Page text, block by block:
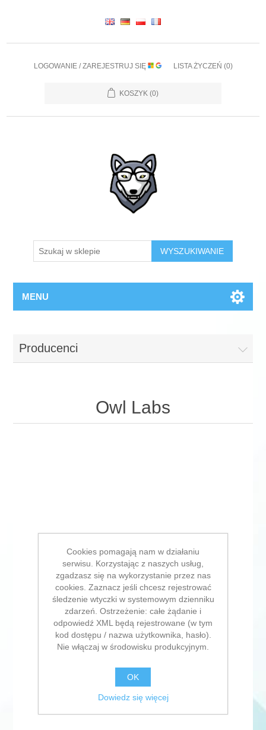
LOGOWANIE / ZAREJESTRUJ SIĘ LISTA ŻYCZEŃ (0)
KOSZYK (0)
WYSZUKIWANIE
MENU
Producenci
Owl Labs
Cookies pomagają nam w działaniu
serwisu. Korzystając z naszych usług,
zgadzasz się na wykorzystanie przez nas
cookies. Zaznacz jeśli chcesz rejestrować
śledzenie wtyczki w systemowym dzienniku
zdarzeń. Ostrzeżenie: całe żądanie i
odpowiedź XML będą rejestrowane (w tym
kod dostępu / nazwa użytkownika, hasło).
Nie włączaj w środowisku produkcyjnym.
OK
Dowiedz się więcej